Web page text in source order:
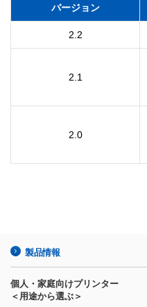
バージョン
2.2
2.1
2.0
製品情報
個人・家庭向けプリンター
＜用途から選ぶ＞